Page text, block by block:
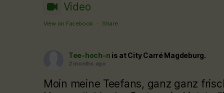
Video
View on Facebook · Share
Tee-hoch-n is at City Carré Magdeburg.
2 months ago
Moin meine Teefans, ganz ganz